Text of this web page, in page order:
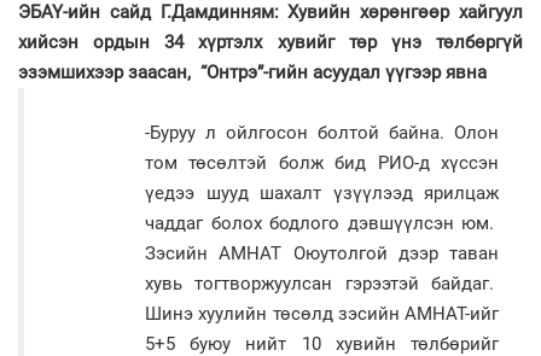
ЭБАҮ-ийн сайд Г.Дамдинням: Хувийн хөрөнгөөр хайгуул
хийсэн ордын 34 хүртэлх хувийг төр үнэ төлбөргүй
эзэмшихээр заасан, “Онтрэ”-гийн асуудал үүгээр явна
-Буруу л ойлгосон болтой байна. Олон
том төсөлтэй болж бид РИО-д хүссэн
үедээ шууд шахалт үзүүлээд ярилцаж
чаддаг болох бодлого дэвшүүлсэн юм.
Зэсийн АМНАТ Оюутолгой дээр таван
хувь тогтворжуулсан гэрээтэй байдаг.
Шинэ хуулийн төсөлд зэсийн АМНАТ-ийг
5+5 буюу нийт 10 хувийн төлбөрийг